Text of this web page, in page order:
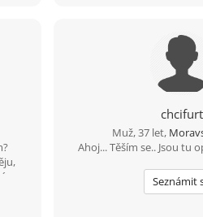
chcifurt
Muž, 37 let,
Ahoj... Těším se.. Jsou tu
Seznámit